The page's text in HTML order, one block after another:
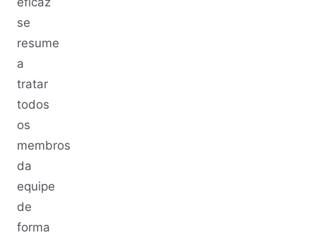
se
resume
a
tratar
todos
os
membros
da
equipe
de
forma